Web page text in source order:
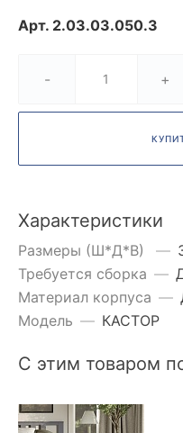
Арт. 2.03.03.050.3
- +
Характеристики
Размеры (Ш*Д*В) —
Требуется сборка —
Материал корпуса —
Модель — КАСТОР
С этим товаром